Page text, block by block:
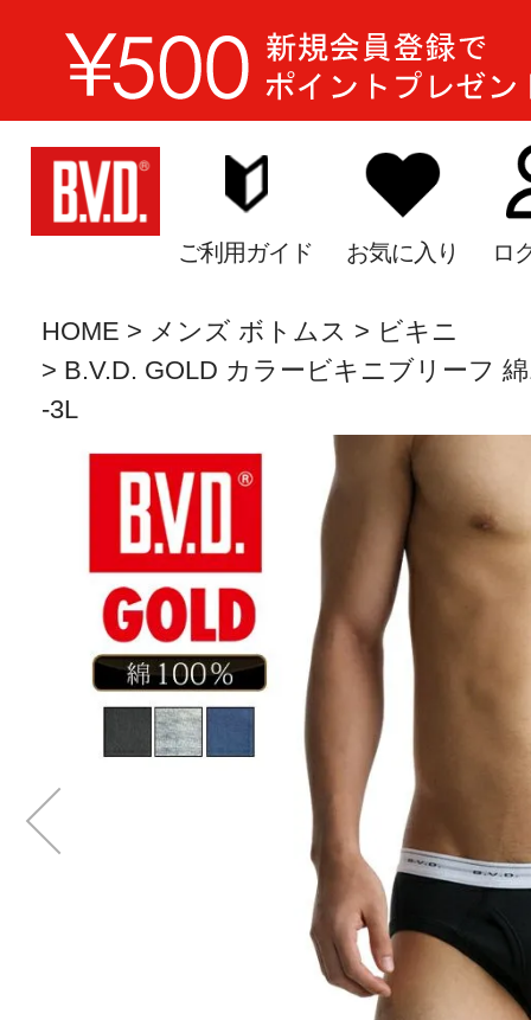
ご利用ガイド お気に入り ロ
HOME メンズ ボトムス
ビキニ
B.V.D. GOLD カラービキニブリーフ
-3L